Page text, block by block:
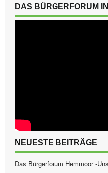
DAS BÜRGERFORUM
NEUESTE BEITRÄGE
Das Bürgerforum Hemmoor -